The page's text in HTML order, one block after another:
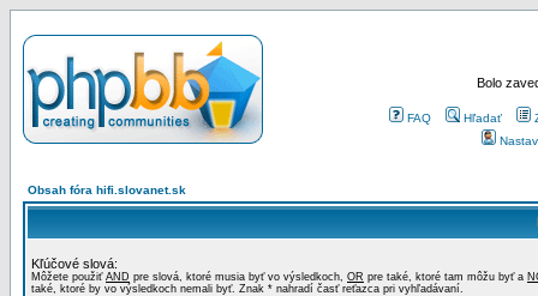
Bolo
FAQ Hľadať
Obsah fóra hifi.slovanet.sk
Kľúčové slová:
Môžete použiť AND pre slová, ktoré musia byť vo výsledkoch, OR pre také, ktoré tam môžu byť a
také, ktoré by vo výsledkoch nemali byť. Znak * nahradí časť reťazca pri vyhľadávaní.